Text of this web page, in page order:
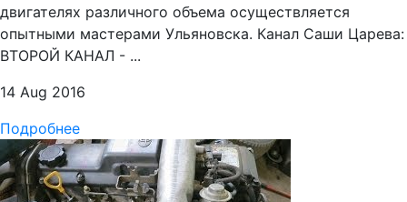
двигателях различного объема осуществляется
опытными мастерами Ульяновска. Канал Саши Царева:
ВТОРОЙ КАНАЛ - ...
14 Aug 2016
Подробнее